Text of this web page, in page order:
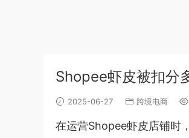
Shopee虾皮被扣分
2025-06-27 跨境电商
在运营Shopee虾皮店铺时